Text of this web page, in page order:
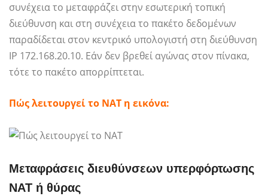
συνέχεια το μεταφράζει στην εσωτερική τοπική
διεύθυνση και στη συνέχεια το πακέτο δεδομένων
παραδίδεται στον κεντρικό υπολογιστή στη διεύθυνση
IP 172.168.20.10. Εάν δεν βρεθεί αγώνας στον πίνακα,
τότε το πακέτο απορρίπτεται.
Πώς λειτουργεί το NAT η εικόνα:
Μεταφράσεις διευθύνσεων υπερφόρτωσης
NAT ή θύρας